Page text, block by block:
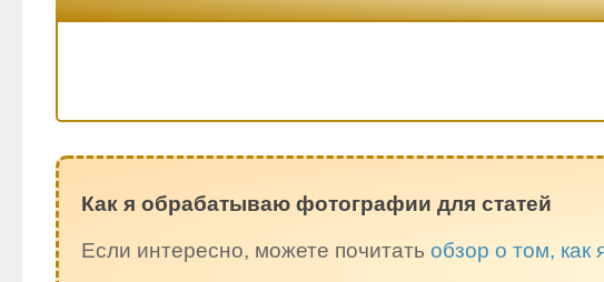
Как я обрабатываю фотографии для статей
Если интересно, можете почитать обзор о том, как